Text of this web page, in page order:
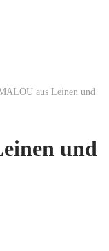
aus Leinen und
und